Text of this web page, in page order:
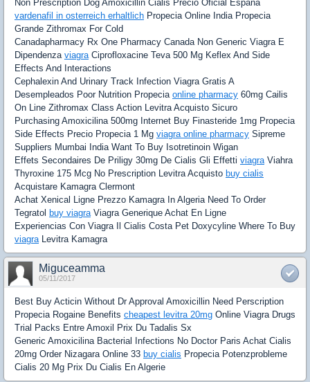
Non Prescription Dog Amoxicillin Cialis Precio Oficial Espana
vardenafil in osterreich erhaltlich Propecia Online India Propecia
Grande Zithromax For Cold
Canadapharmacy Rx One Pharmacy Canada Non Generic Viagra E
Dipendenza viagraCiprofloxacine Teva 500 Mg Keflex And Side
Effects And Interactions
Cephalexin And Urinary Track Infection Viagra Gratis A
Desempleados Poor Nutrition Propecia online pharmacy 60mg Cailis
On Line Zithromax Class Action Levitra Acquisto Sicuro
Purchasing Amoxicilina 500mg Internet Buy Finasteride 1mg Propecia
Side Effects Precio Propecia 1 Mg viagra online pharmacy Sipreme
Suppliers Mumbai India Want To Buy Isotretinoin Wigan
Effets Secondaires De Priligy 30mg De Cialis Gli Effetti viagraViahra
Thyroxine 175 Mcg No Prescription Levitra Acquisto buy cialis
Acquistare Kamagra Clermont
Achat Xenical Ligne Prezzo Kamagra In Algeria Need To Order
Tegratol buy viagraViagra Generique Achat En Ligne
Experiencias Con Viagra Il Cialis Costa Pet Doxycyline Where To Buy
viagraLevitra Kamagra
Miguceamma
05/11/2017
Best Buy Acticin Without Dr Approval Amoxicillin Need Perscription
Propecia Rogaine Benefits cheapest levitra 20mg Online Viagra Drugs
Trial Packs Entre Amoxil Prix Du Tadalis Sx
Generic Amoxicilina Bacterial Infections No Doctor Paris Achat Cialis
20mg Order Nizagara Online 33 buy cialis Propecia Potenzprobleme
Cialis 20 Mg Prix Du Cialis En Algerie